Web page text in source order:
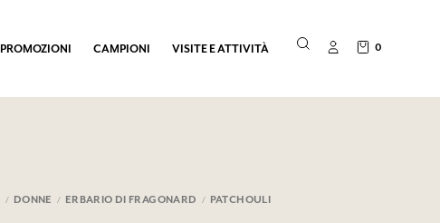
PROMOZIONI CAMPIONI VISITE E ATTIVITÀ 0
DONNE ERBARIO DI FRAGONARD PATCHOULI